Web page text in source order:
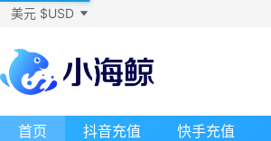
美元 $USD
首页 抖音充值 快手充值